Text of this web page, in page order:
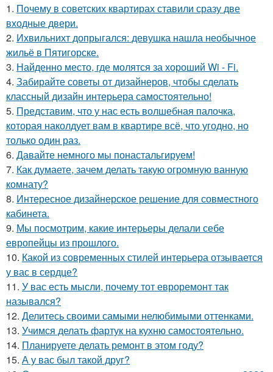
1. Почему в советских квартирах ставили сразу две
входные двери.
2. Ихвильнихт допрыгался: девушка нашла необычное
жильё в Пятигорске.
3. Найденно место, где молятся за хороший Wi - Fi.
4. Забирайте советы от дизайнеров, чтобы сделать
классный дизайн интерьера самостоятельно!
5. Представим, что у нас есть волшебная палочка,
которая наколдует вам в квартире всё, что угодно, но
только один раз.
6. Давайте немного мы понастальгируем!
7. Как думаете, зачем делать такую огромную ванную
комнату?
8. Интересное дизайнерское решение для совместного
кабинета.
9. Мы посмотрим, какие интерьеры делали себе
европейцы из прошлого.
10. Какой из современных стилей интерьера отзывается
у вас в сердце?
11. У вас есть мысли, почему тот евроремонт так
назывался?
12. Делитесь своими самыми нелюбимыми оттенками.
13. Учимся делать фартук на кухню самостоятельно.
14. Планируете делать ремонт в этом году?
15. А у вас был такой друг?